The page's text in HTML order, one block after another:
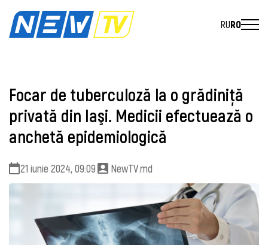
RURO
Focar de tuberculoză la o grădiniţă
privată din Iaşi. Medicii efectuează o
anchetă epidemiologică
21 iunie 2024, 09:09 NewTV.md